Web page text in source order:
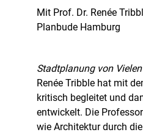
Mit Prof. Dr. Renée
Planbude Hamburg
Stadtplanung von
Renée Tribble hat mit
kritisch begleitet und
entwickelt. Die
wie Architektur durch